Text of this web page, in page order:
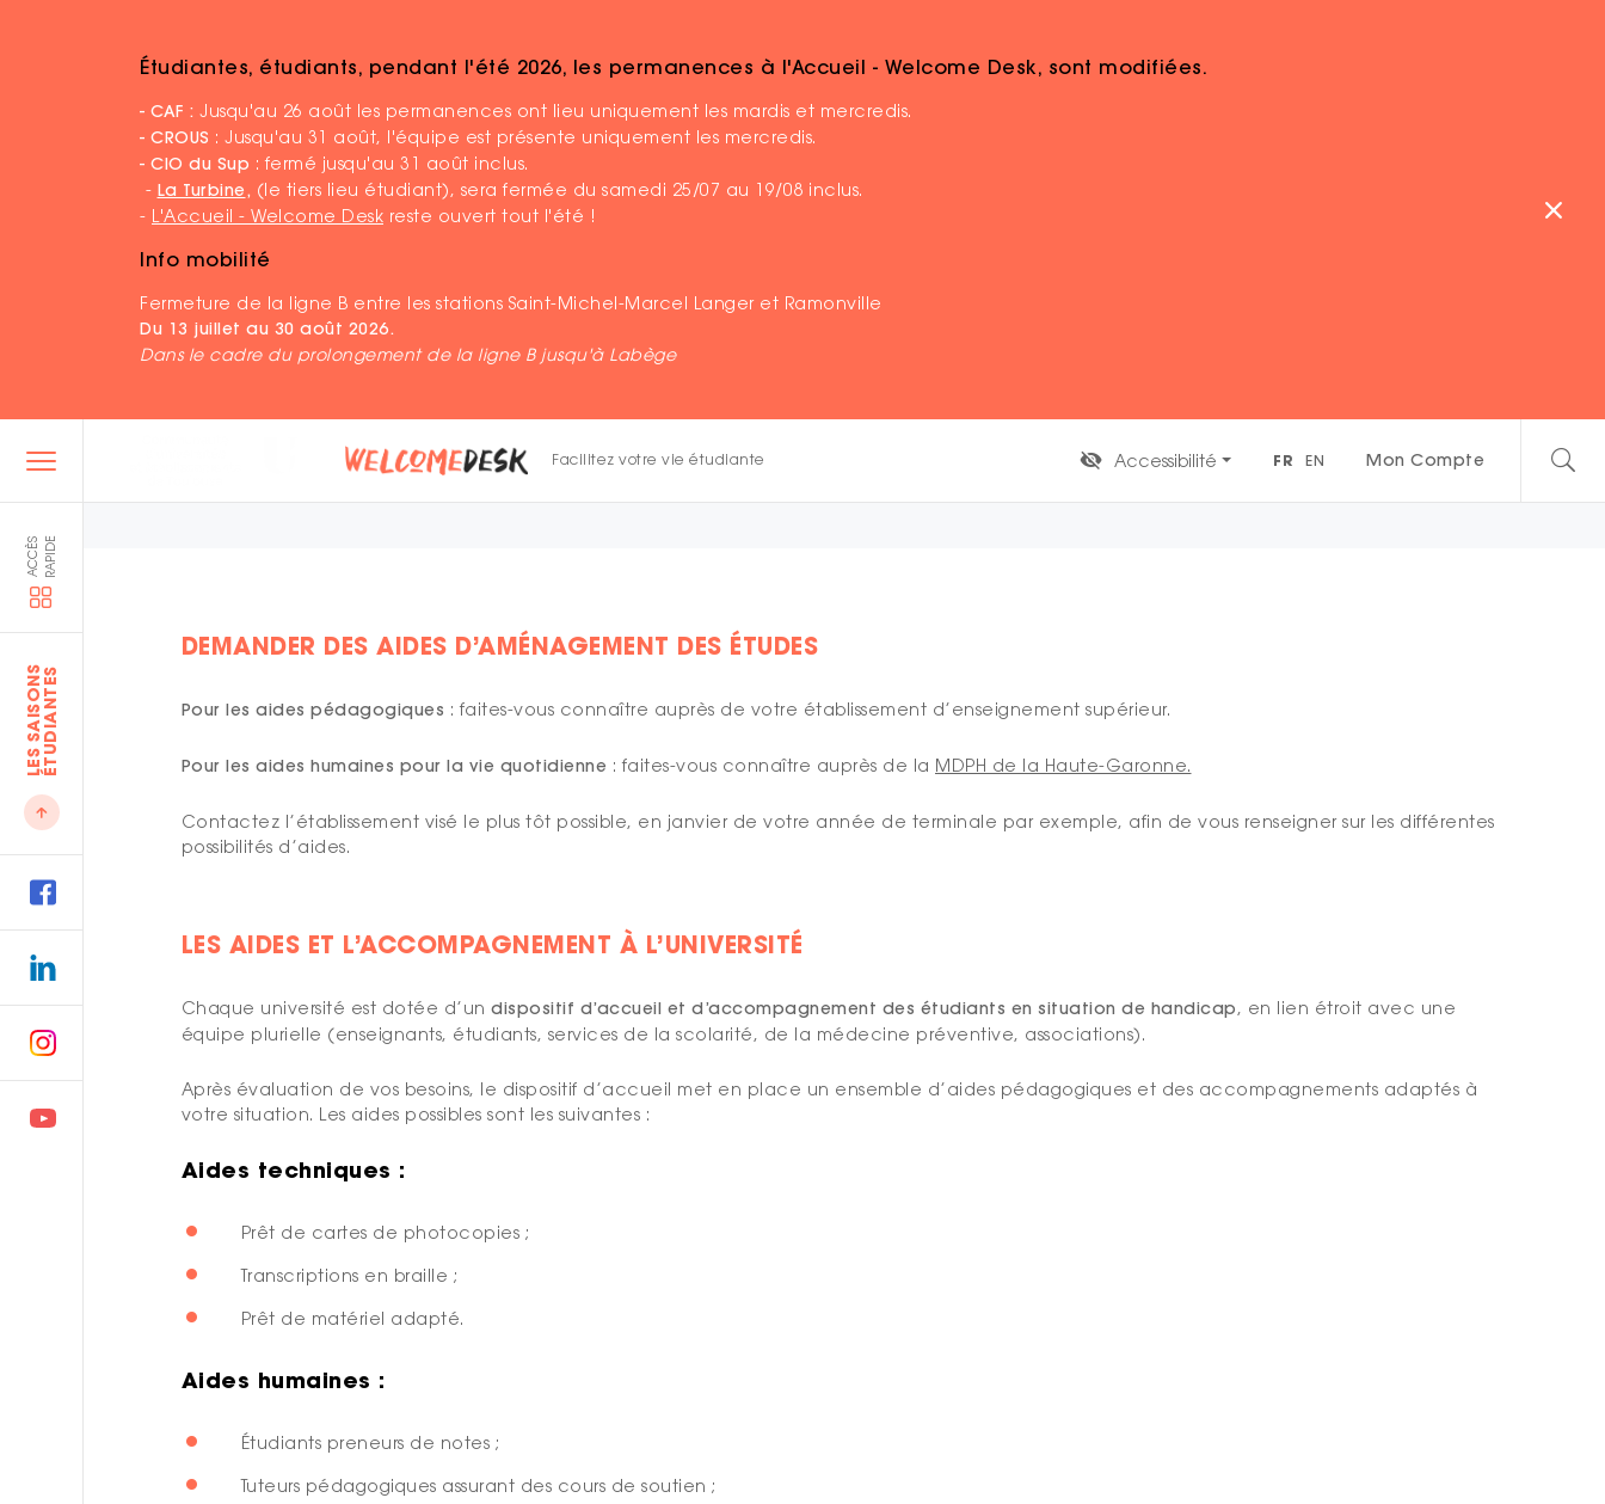
Étudiantes, étudiants, pendant l'été 2026, les permanences à l'Accueil - Welcome Desk, sont modifiées.
- CAF : Jusqu'au 26 août les permanences ont lieu uniquement les mardis et mercredis.
- CROUS : Jusqu'au 31 août, l'équipe est présente uniquement les mercredis.
- CIO du Sup : fermé jusqu'au 31 août inclus.
- La Turbine, (le tiers lieu étudiant), sera fermée du samedi 25/07 au 19/08 inclus.
- L'Accueil - Welcome Desk reste ouvert tout l'été !
Info mobilité
Fermeture de la ligne B entre les stations Saint-Michel-Marcel Langer et Ramonville
Du 13 juillet au 30 août 2026.
Dans le cadre du prolongement de la ligne B jusqu'à Labège
Facilitez votre vie étudiante Accessibilité FR EN Mon Compte
L
E
S
S
A
I
S
O
N
S
É
T
U
D
I
A
N
T
ES
A
C
C
È
S
R
A
P
I
D E
Accueil Trouver sa formation etudier se former Etudier avec handicap Aménagement des études et des examens
DEMANDER DES AIDES D’AMÉNAGEMENT DES ÉTUDES
Pour les aides pédagogiques : faites-vous connaître auprès de votre établissement d’enseignement supérieur.
Pour les aides humaines pour la vie quotidienne : faites-vous connaître auprès de la MDPH de la Haute-Garonne.
Contactez l’établissement visé le plus tôt possible, en janvier de votre année de terminale par exemple, afin de vous renseigner sur les différentes
possibilités d’aides.
LES AIDES ET L’ACCOMPAGNEMENT À L’UNIVERSITÉ
Chaque université est dotée d’un dispositif d’accueil et d’accompagnement des étudiants en situation de handicap, en lien étroit avec une
équipe plurielle (enseignants, étudiants, services de la scolarité, de la médecine préventive, associations).
Après évaluation de vos besoins, le dispositif d’accueil met en place un ensemble d’aides pédagogiques et des accompagnements adaptés à
votre situation. Les aides possibles sont les suivantes :
Aides techniques :
Prêt de cartes de photocopies ;
Transcriptions en braille ;
Prêt de matériel adapté.
Aides humaines :
Étudiants preneurs de notes ;
Tuteurs pédagogiques assurant des cours de soutien ;